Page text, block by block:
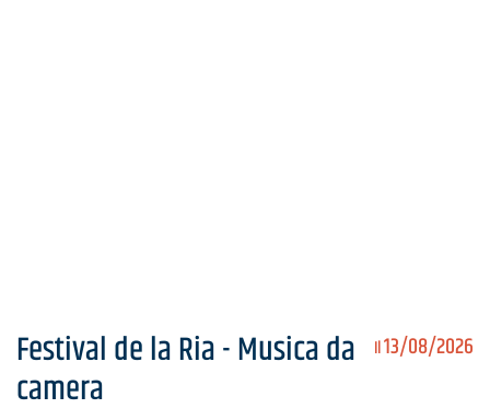
Il13/08/2026
Festival de la Ria - Musica da
camera